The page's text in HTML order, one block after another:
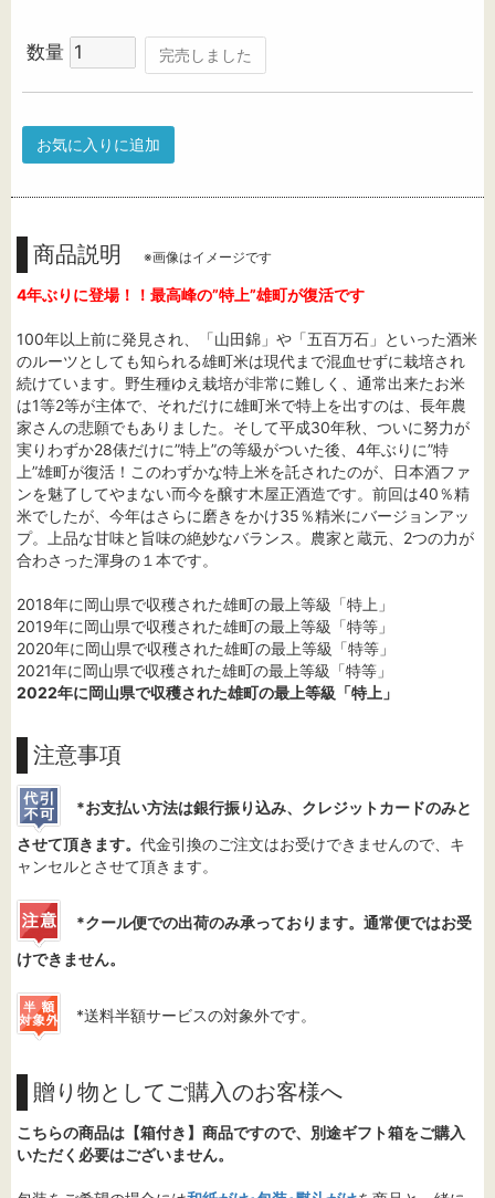
数量 完売しました
お気に入りに追加
商品説明 ※画像はイメージです
4年ぶりに登場！！最高峰の”特上”雄町が復活です
100年以上前に発見され、「山田錦」や「五百万石」といった酒米
のルーツとしても知られる雄町米は現代まで混血せずに栽培され
続けています。野生種ゆえ栽培が非常に難しく、通常出来たお米
は1等2等が主体で、それだけに雄町米で特上を出すのは、長年農
家さんの悲願でもありました。そして平成30年秋、ついに努力が
実りわずか28俵だけに”特上”の等級がついた後、4年ぶりに”特
上”雄町が復活！このわずかな特上米を託されたのが、日本酒ファ
ンを魅了してやまない而今を醸す木屋正酒造です。前回は40％精
米でしたが、今年はさらに磨きをかけ35％精米にバージョンアッ
プ。上品な甘味と旨味の絶妙なバランス。農家と蔵元、2つの力が
合わさった渾身の１本です。
2018年に岡山県で収穫された雄町の最上等級「特上」
2019年に岡山県で収穫された雄町の最上等級「特等」
2020年に岡山県で収穫された雄町の最上等級「特等」
2021年に岡山県で収穫された雄町の最上等級「特等」
2022年に岡山県で収穫された雄町の最上等級「特上」
注意事項
*お支払い方法は銀行振り込み、クレジットカードのみと
させて頂きます。 代金引換のご注文はお受けできませんので、キ
ャンセルとさせて頂きます。
*クール便での出荷のみ承っております。通常便ではお受
けできません。
*送料半額サービスの対象外です。
贈り物としてご購入のお客様へ
こちらの商品は【箱付き】商品ですので、別途ギフト箱をご購入
いただく必要はございません。